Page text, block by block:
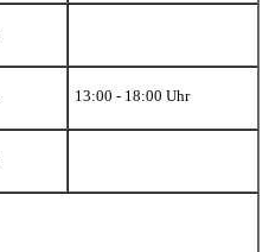
13:00 - 18:00 Uhr